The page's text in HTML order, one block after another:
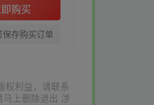
购买
存购买订单
权利益，请联系
上删除退出 涉